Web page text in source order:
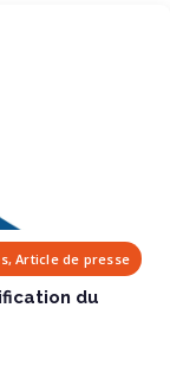
Article de presse
du